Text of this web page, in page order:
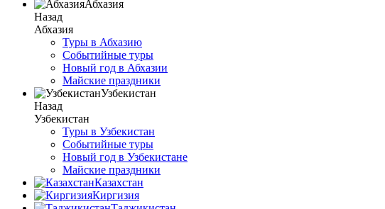
Абхазия
Назад
Абхазия
Туры в Абхазию
Событийные туры
Новый год в Абхазии
Майские праздники
Узбекистан
Назад
Узбекистан
Туры в Узбекистан
Событийные туры
Новый год в Узбекистане
Майские праздники
Казахстан
Киргизия